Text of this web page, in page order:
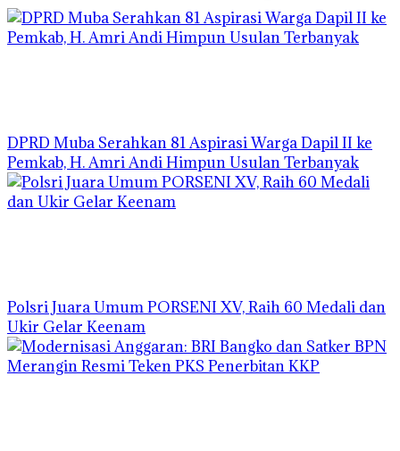
DPRD Muba Serahkan 81 Aspirasi Warga Dapil II ke
Pemkab, H. Amri Andi Himpun Usulan Terbanyak
Polsri Juara Umum PORSENI XV, Raih 60 Medali dan
Ukir Gelar Keenam